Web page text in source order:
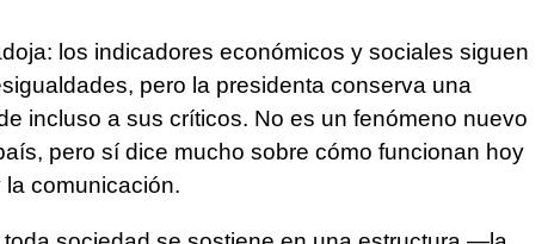
los indicadores económicos y sociales siguen
pero la presidenta conserva una
incluso a sus críticos. No es un fenómeno nuevo
pero sí dice mucho sobre cómo funcionan hoy
comunicación.